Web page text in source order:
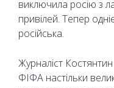
виключила росію з
привілей. Тепер
російська.
Журналіст
ФІФА настільки